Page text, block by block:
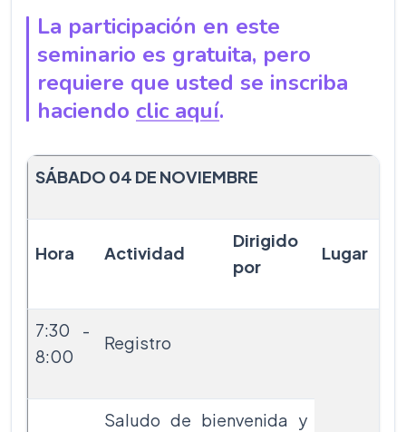
La participación en este
seminario es gratuita, pero
requiere que usted se inscriba
haciendo clic aquí.
SÁBADO 04 DE NOVIEMBRE
Hora Actividad
Dirigido
por
Lugar
7:30 -
8:00
Registro
Saludo de bienvenida y